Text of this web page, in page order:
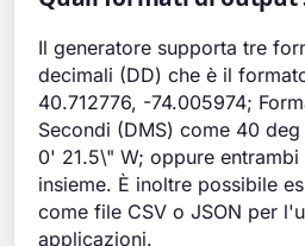
Il generatore supporta tre
decimali (DD) che è il
40.712776, -74.005974;
Secondi (DMS) come 40
0' 21.5\" W; oppure
insieme. È inoltre possibile
come file CSV o JSON per
applicazioni.